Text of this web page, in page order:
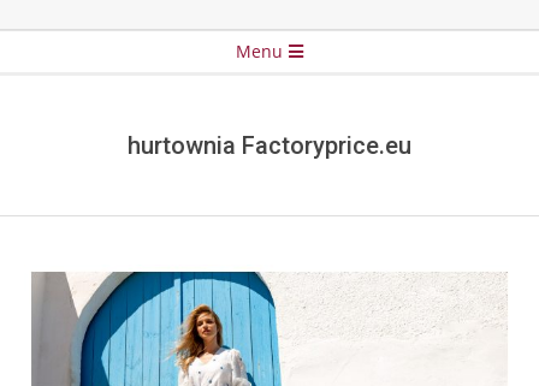
Menu
hurtownia Factoryprice.eu